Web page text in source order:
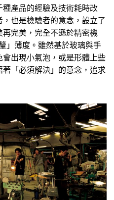
產品的經驗及技術耗時改
也是檢驗者的意念，設立了
完美，完全不遜於精密機
」薄度。雖然基於玻璃與手
出現小氣泡，或是形體上些
「必須解決」的意念，追求